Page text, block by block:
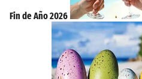
Fin de Año 2026